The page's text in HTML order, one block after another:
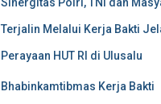
Terjalin Melalui Kerja Bakti
Perayaan HUT RI di Ulusalu
Bhabinkamtibmas Kerja Bakti